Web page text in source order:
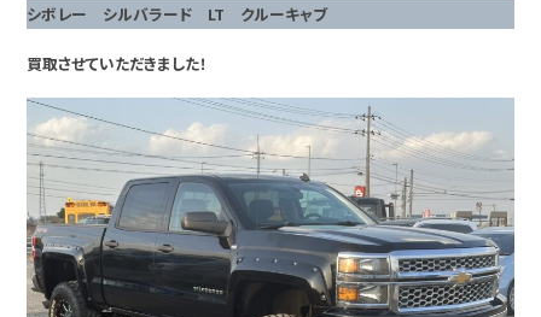
シボレー シルバラード LT クルーキャブ
買取させていただきました！